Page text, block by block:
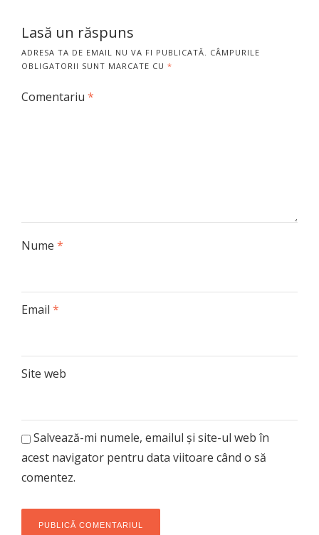
Lasă un răspuns
ADRESA TA DE EMAIL NU VA FI PUBLICATĂ. CÂMPURILE
OBLIGATORII SUNT MARCATE CU *
Comentariu *
Nume *
Email *
Site web
Salvează-mi numele, emailul și site-ul web în
acest navigator pentru data viitoare când o să
comentez.